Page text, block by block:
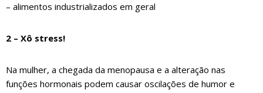
– alimentos industrializados em geral
2 – Xô stress!
Na mulher, a chegada da menopausa e a alteração nas
funções hormonais podem causar oscilações de humor e